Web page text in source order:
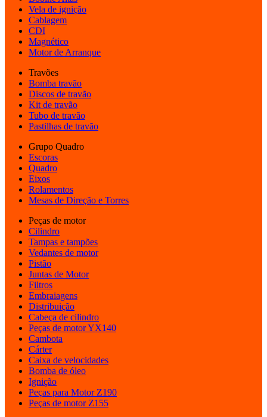
Vela de ignição
Cablagem
CDI
Magnético
Motor de Arranque
Travões
Bomba travão
Discos de travão
Kit de travão
Tubo de travão
Pastilhas de travão
Grupo Quadro
Escoras
Quadro
Eixos
Rolamentos
Mesas de Direção e Torres
Peças de motor
Cilindro
Tampas e tampões
Vedantes de motor
Pistão
Juntas de Motor
Filtros
Embraiagens
Distribuição
Cabeça de cilindro
Peças de motor YX140
Cambota
Cárter
Caixa de velocidades
Bomba de óleo
Ignição
Peças para Motor Z190
Peças de motor Z155